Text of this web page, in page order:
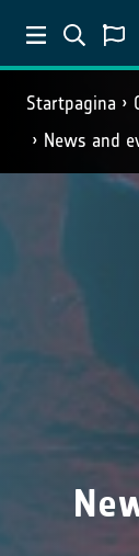
Startpagina
News and